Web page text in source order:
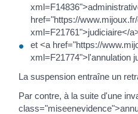
href="https://
xml=F21761">judiciaire</
et <a href="https://
xml=F21774">l'annulation
La suspension entraîne un
Par contre, à la suite d'une